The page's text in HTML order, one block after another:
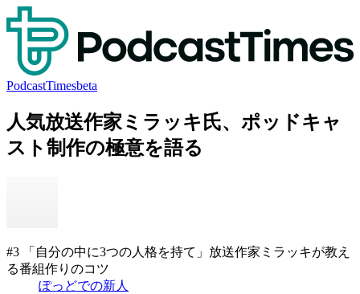
PodcastTimesbeta
人気放送作家ミラッキ氏、ポッドキャ
スト制作の極意を語る
#3 「自分の中に3つの人格を持て」放送作家ミラッキが教え
る番組作りのコツ
ぽっどでの新人